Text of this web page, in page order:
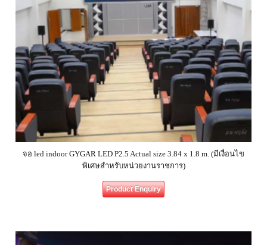
จอ led indoor GYGAR LED P2.5 Actual size 3.84 x 1.8 m. (มีเงื่อนไข
พิเศษสำหรับหน่วยงานราชการ)
Product Enquiry